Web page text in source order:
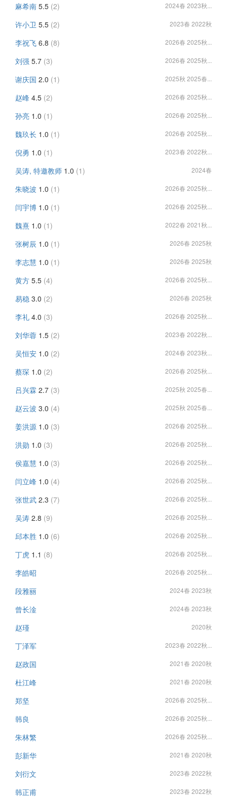
麻希南 5.5 (2) 2024春 2023秋...
许小卫 5.5 (2) 2023春 2022秋
李祝飞 6.8 (8) 2026春 2025秋...
刘强 5.7 (3) 2026春 2025秋...
谢庆国 2.0 (1) 2025秋 2025春...
赵峰 4.5 (2) 2026春 2025秋...
孙亮 1.0 (1) 2026春 2025秋...
魏玖长 1.0 (1) 2026春 2025秋...
倪勇 1.0 (1) 2023春 2022秋...
吴涛, 特邀教师 1.0 (1) 2024春
朱晓波 1.0 (1) 2026春 2025秋...
闫宇博 1.0 (1) 2026春 2025秋...
魏熹 1.0 (1) 2022春 2021秋...
张树辰 1.0 (1) 2026春 2025秋
李志慧 1.0 (1) 2026春 2025秋
黄方 5.5 (4) 2026春 2025秋...
易稳 3.0 (2) 2026春 2025秋
李礼 4.0 (3) 2026春 2025秋...
刘华蓉 1.5 (2) 2023春 2022秋...
吴恒安 1.0 (2) 2024春 2023秋...
蔡琛 1.0 (2) 2026春 2025秋...
吕兴霖 2.7 (3) 2025秋 2025春...
赵云波 3.0 (4) 2025秋 2025春...
姜洪源 1.0 (3) 2026春 2025秋...
洪勋 1.0 (3) 2026春 2025秋...
侯嘉慧 1.0 (3) 2026春 2025秋...
闫立峰 1.0 (4) 2026春 2025秋...
张世武 2.3 (7) 2026春 2025秋...
吴涛 2.8 (9) 2026春 2025秋...
邱本胜 1.0 (6) 2026春 2025秋...
丁虎 1.1 (8) 2026春 2025秋...
李皓昭 2026春 2025秋...
段雅丽 2024春 2023秋
曾长淦 2024春 2023秋
赵瑾 2020秋
丁泽军 2023春 2022秋...
赵政国 2021春 2020秋
杜江峰 2021春 2020秋
郑坚 2026春 2025秋...
韩良 2026春 2025秋...
朱林繁 2026春 2025秋...
彭新华 2021春 2020秋
刘衍文 2023春 2022秋
韩正甫 2023春 2022秋